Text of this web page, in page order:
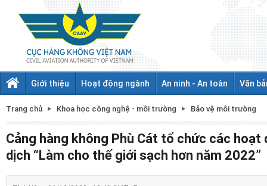
Giới thiệu Hoạt động ngành An ninh - An toàn Văn
Trang chủ Khoa học công nghệ - môi trường Bảo vệ môi trường
Cảng hàng không Phù Cát tổ chức các hoạt
dịch “Làm cho thế giới sạch hơn năm 2022”